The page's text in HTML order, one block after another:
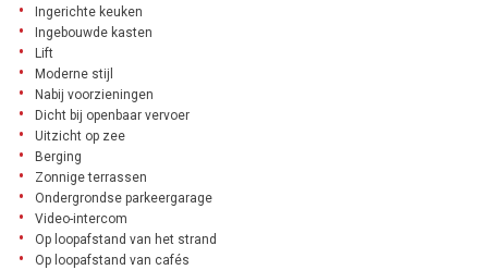
Ingerichte keuken
Ingebouwde kasten
Lift
Moderne stijl
Nabij voorzieningen
Dicht bij openbaar vervoer
Uitzicht op zee
Berging
Zonnige terrassen
Ondergrondse parkeergarage
Video-intercom
Op loopafstand van het strand
Op loopafstand van cafés